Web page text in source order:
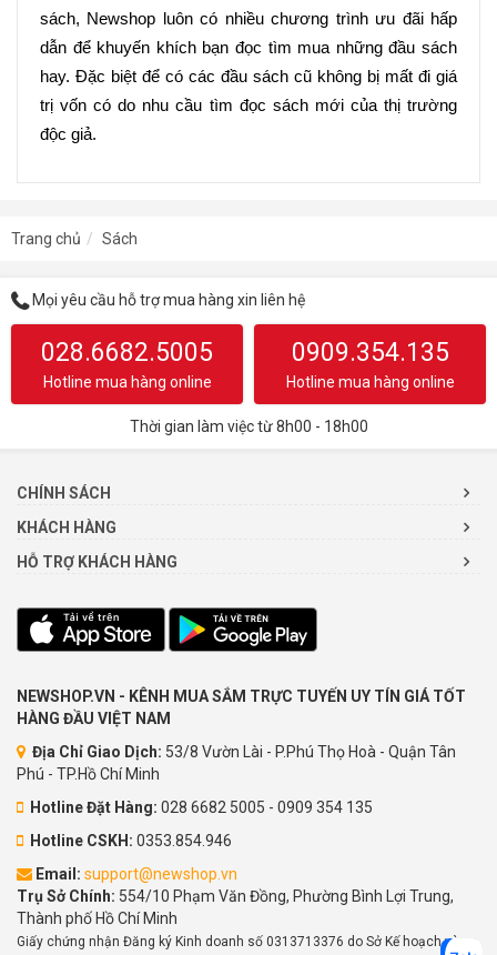
sách, Newshop luôn có nhiều chương trình ưu đãi hấp
dẫn để khuyến khích bạn đọc tìm mua những đầu sách
hay. Đặc biệt để có các đầu sách cũ không bị mất đi giá
trị vốn có do nhu cầu tìm đọc sách mới của thị trường
độc giả.
Trang chủ Sách
Mọi yêu cầu hỗ trợ mua hàng xin liên hệ
028.6682.5005
Hotline mua hàng online
0909.354.135
Hotline mua hàng online
Thời gian làm việc từ 8h00 - 18h00
CHÍNH SÁCH
KHÁCH HÀNG
HỖ TRỢ KHÁCH HÀNG
NEWSHOP.VN - KÊNH MUA SẮM TRỰC TUYẾN UY TÍN GIÁ TỐT
HÀNG ĐẦU VIỆT NAM
Địa Chỉ Giao Dịch: 53/8 Vườn Lài - P.Phú Thọ Hoà - Quận Tân
Phú - TP.Hồ Chí Minh
Hotline Đặt Hàng: 028 6682 5005 - 0909 354 135
Hotline CSKH: 0353.854.946
Email: support@newshop.vn
Trụ Sở Chính: 554/10 Phạm Văn Đồng, Phường Bình Lợi Trung,
Thành phố Hồ Chí Minh
Giấy chứng nhận Đăng ký Kinh doanh số 0313713376 do Sở Kế hoạch và